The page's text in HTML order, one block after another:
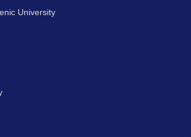
University